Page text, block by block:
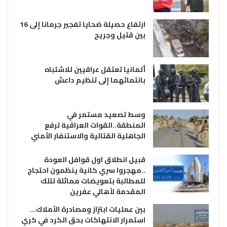
ارتفاع حصيلة ضحايا تفجير جرمانا إلى 16
بين قتيل وجريح
ألمانيا تعتقل عراقيين للاشتباه
بانتمائهما إلى تنظيم داعش
وسط تصعيد مستمر في
المنطقة..القوات العراقية ترفع
الجاهلية القتالية والاستنفار الأمني
قبيل انطلاق اول قوافل العودة
..مهجروا سري كانية ينظمون احتجاج
للمطالبة بتعويضات مماثلة لتلك
المقدمة لأهالي عفرين
بين عمليات ابتزاز ومصادرة الأملاك…
استمرار الانتهاكات بحق الكرد في كري